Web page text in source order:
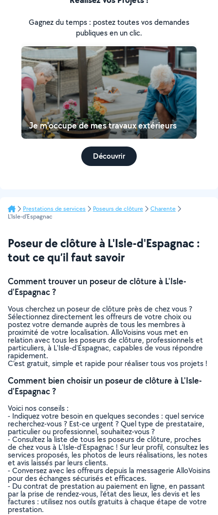
Gagnez du temps : postez toutes vos demandes
publiques en un clic.
Je m'occupe de mes travaux extérieurs
Découvrir
Prestations de services Poseurs de clôture
Charente
L'Isle-d'Espagnac
Poseur de clôture à L'Isle-d'Espagnac :
tout ce qu’il faut savoir
Comment trouver un poseur de clôture à L'Isle-
d'Espagnac ?
Vous cherchez un poseur de clôture près de chez vous ?
Sélectionnez directement les offreurs de votre choix ou
postez votre demande auprès de tous les membres à
proximité de votre localisation. AlloVoisins vous met en
relation avec tous les poseurs de clôture, professionnels et
particuliers, à L'Isle-d'Espagnac, capables de vous répondre
rapidement.
C’est gratuit, simple et rapide pour réaliser tous vos projets !
Comment bien choisir un poseur de clôture à L'Isle-
d'Espagnac ?
Voici nos conseils :
- Indiquez votre besoin en quelques secondes : quel service
recherchez-vous ? Est-ce urgent ? Quel type de prestataire,
particulier ou professionnel, souhaitez-vous ?
- Consultez la liste de tous les poseurs de clôture, proches
de chez vous à L'Isle-d'Espagnac ! Sur leur profil, consultez les
services proposés, les photos de leurs réalisations, les notes
et avis laissés par leurs clients.
- Conversez avec les offreurs depuis la messagerie AlloVoisins
pour des échanges sécurisés et efficaces.
- Du contrat de prestation au paiement en ligne, en passant
par la prise de rendez-vous, l’état des lieux, les devis et les
factures : utilisez nos outils gratuits à chaque étape de votre
prestation.